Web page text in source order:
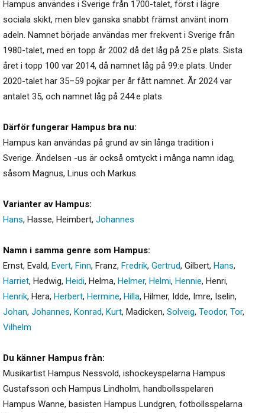
Hampus användes i Sverige från 1700-talet, först i lägre
sociala skikt, men blev ganska snabbt främst använt inom
adeln. Namnet började användas mer frekvent i Sverige från
1980-talet, med en topp år 2002 då det låg på 25:e plats. Sista
året i topp 100 var 2014, då namnet låg på 99:e plats. Under
2020-talet har 35–59 pojkar per år fått namnet. År 2024 var
antalet 35, och namnet låg på 244:e plats.
Därför fungerar Hampus bra nu:
Hampus kan användas på grund av sin långa tradition i
Sverige. Ändelsen -us är också omtyckt i många namn idag,
såsom Magnus, Linus och Markus.
Varianter av Hampus:
Hans, Hasse, Heimbert, Johannes
Namn i samma genre som Hampus:
Ernst, Evald, Evert, Finn, Franz, Fredrik, Gertrud, Gilbert, Hans,
Harriet, Hedwig, Heidi, Helma, Helmer, Helmi, Hennie, Henri,
Henrik, Hera, Herbert, Hermine, Hilla, Hilmer, Idde, Imre, Iselin,
Johan, Johannes, Konrad, Kurt, Madicken, Solveig, Teodor, Tor,
Vilhelm
Du känner Hampus från:
Musikartist Hampus Nessvold, ishockeyspelarna Hampus
Gustafsson och Hampus Lindholm, handbollsspelaren
Hampus Wanne, basisten Hampus Lundgren, fotbollsspelarna